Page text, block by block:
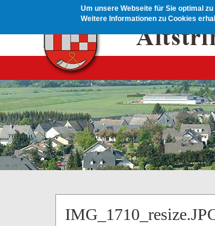
Um unsere Webseite für Sie optimal
Weitere Informationen zu Cookies